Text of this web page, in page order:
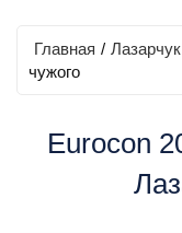
Главная /
чужого
Eurocon